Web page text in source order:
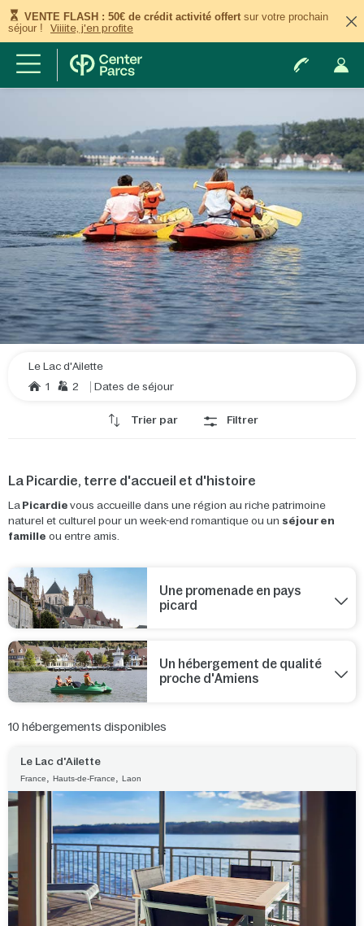
VENTE FLASH : 50€ de crédit activité offert sur votre prochain
séjour !
Viiiite, j'en profite
Le Lac d'Ailette
1
2 Dates de séjour
Trier par Filtrer
La Picardie, terre d'accueil et d'histoire
La Picardie vous accueille dans une région au riche patrimoine
naturel et culturel pour un week-end romantique ou un séjour en
famille ou entre amis.
Une promenade en pays
picard
Un hébergement de qualité
proche d'Amiens
10 hébergements disponibles
Le Lac d'Ailette
France Hauts-de-France Laon